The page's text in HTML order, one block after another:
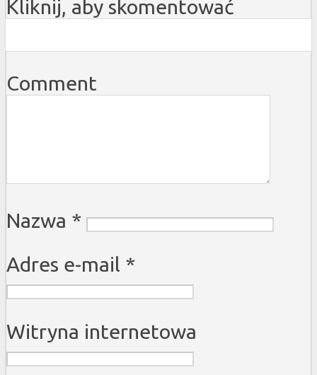
Kliknij, aby skomentować
Comment
Nazwa *
Adres e-mail *
Witryna internetowa